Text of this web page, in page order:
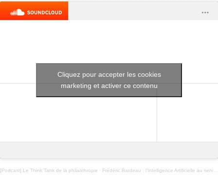
Cliquez pour accepter les cookies
marketing et activer ce contenu
[Podcast] Le Think Tank de la philanthropie · Frédéric Bardeau : l’Intelligence Artificielle au service du bien commun